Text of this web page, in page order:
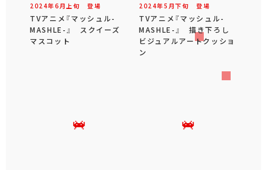
2024年6 月 上旬 登場
TVアニメ『マッシュル-
MASHLE-』 スクイーズ
マスコット
2024年5 月下旬 登場
TVアニメ『マッシュル-
MASHLE-』 描き下ろし
ビジュアルアートクッショ
ン